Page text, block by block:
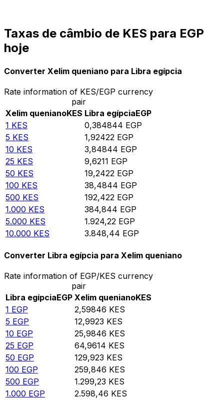
Taxas de câmbio de KES para EGP
hoje
Converter Xelim queniano para Libra egípcia
Rate information of KES/EGP currency
pair
Xelim quenianoKES Libra egípciaEGP
1 KES 0,384844 EGP
5 KES 1,92422 EGP
10 KES 3,84844 EGP
25 KES 9,6211 EGP
50 KES 19,2422 EGP
100 KES 38,4844 EGP
500 KES 192,422 EGP
1.000 KES 384,844 EGP
5.000 KES 1.924,22 EGP
10.000 KES 3.848,44 EGP
Converter Libra egípcia para Xelim queniano
Rate information of EGP/KES currency
pair
Libra egípciaEGP Xelim quenianoKES
1 EGP 2,59846 KES
5 EGP 12,9923 KES
10 EGP 25,9846 KES
25 EGP 64,9614 KES
50 EGP 129,923 KES
100 EGP 259,846 KES
500 EGP 1.299,23 KES
1.000 EGP 2.598,46 KES